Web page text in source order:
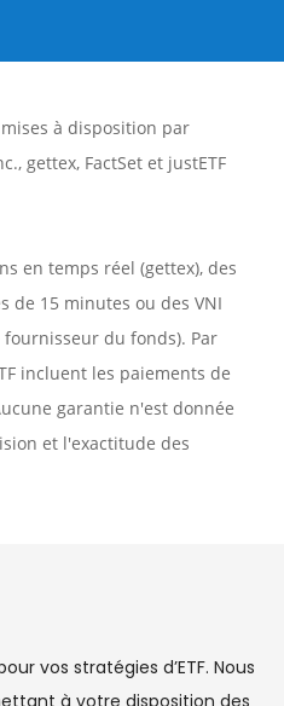
à disposition par
, gettex, FactSet et justETF
en temps réel (gettex), des
de 15 minutes ou des VNI
du fonds). Par
incluent les paiements de
garantie n'est donnée
et l'exactitude des